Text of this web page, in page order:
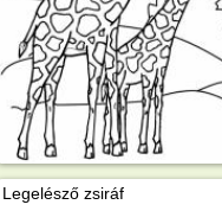
Legelésző zsiráf